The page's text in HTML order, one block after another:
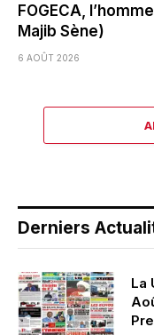
FOGECA,
Majib Sène)
6 AOÛT 2026
Derniers
La